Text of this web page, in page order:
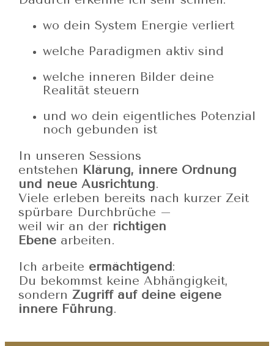
wo dein System Energie verliert
welche Paradigmen aktiv sind
welche inneren Bilder deine
Realität steuern
und wo dein eigentliches Potenzial
noch gebunden ist
In unseren Sessions
entstehen Klärung, innere Ordnung
und neue Ausrichtung.
Viele erleben bereits nach kurzer Zeit
spürbare Durchbrüche –
weil wir an der richtigen
Ebene arbeiten.
Ich arbeite ermächtigend:
Du bekommst keine Abhängigkeit,
sondern Zugriff auf deine eigene
innere Führung.